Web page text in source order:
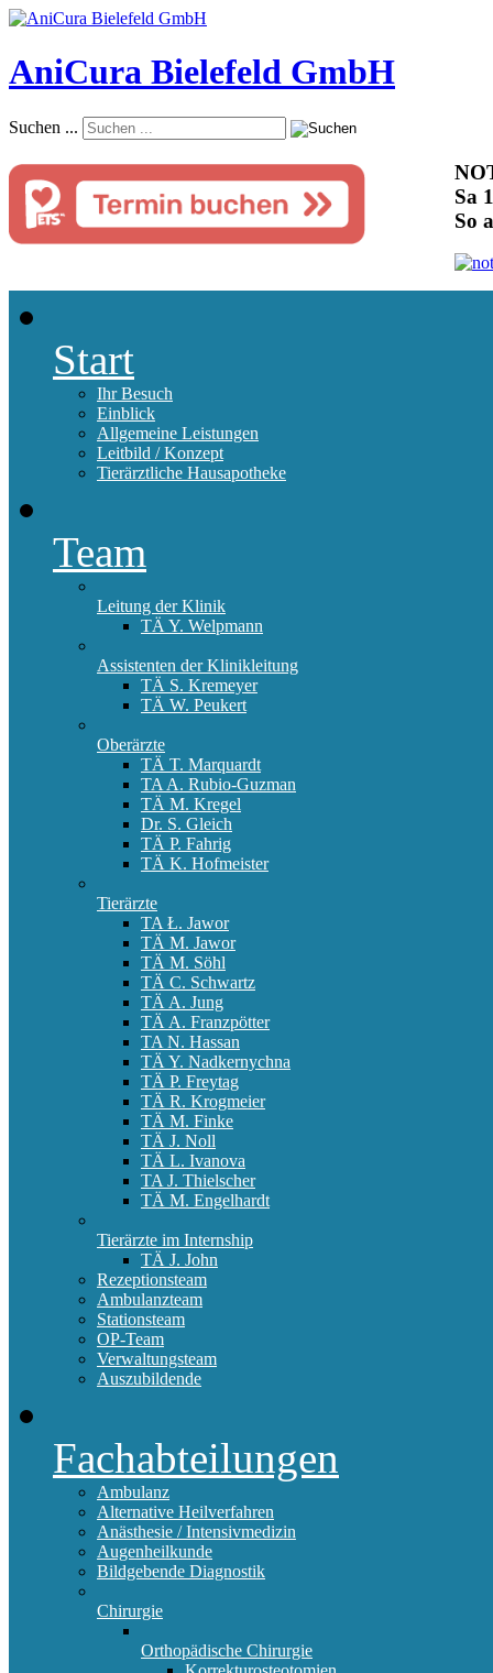
AniCura Bielefeld GmbH
Suchen ...
Sa
So
Start
Ihr Besuch
Einblick
Allgemeine Leistungen
Leitbild / Konzept
Tierärztliche Hausapotheke
Team
Leitung der Klinik
TÄ Y. Welpmann
Assistenten der Klinikleitung
TÄ S. Kremeyer
TÄ W. Peukert
Oberärzte
TÄ T. Marquardt
TA A. Rubio-Guzman
TÄ M. Kregel
Dr. S. Gleich
TÄ P. Fahrig
TÄ K. Hofmeister
Tierärzte
TA Ł. Jawor
TÄ M. Jawor
TÄ M. Söhl
TÄ C. Schwartz
TÄ A. Jung
TÄ A. Franzpötter
TA N. Hassan
TÄ Y. Nadkernychna
TÄ P. Freytag
TÄ R. Krogmeier
TÄ M. Finke
TÄ J. Noll
TÄ L. Ivanova
TA J. Thielscher
TÄ M. Engelhardt
Tierärzte im Internship
TÄ J. John
Rezeptionsteam
Ambulanzteam
Stationsteam
OP-Team
Verwaltungsteam
Auszubildende
Fachabteilungen
Ambulanz
Alternative Heilverfahren
Anästhesie / Intensivmedizin
Augenheilkunde
Bildgebende Diagnostik
Chirurgie
Orthopädische Chirurgie